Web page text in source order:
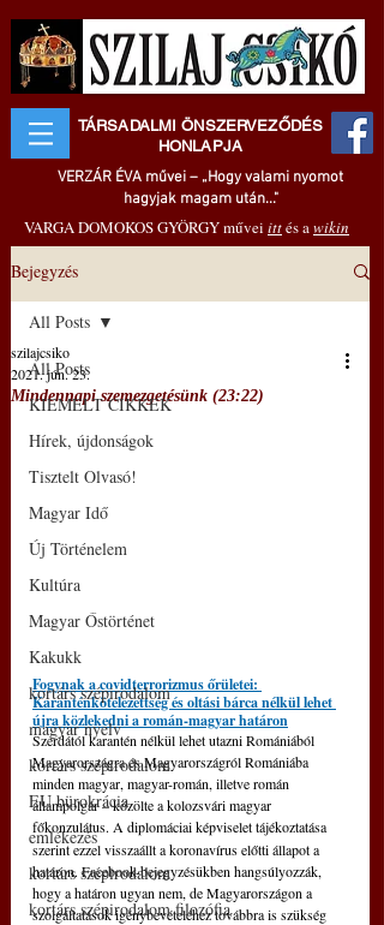
TÁRSADALMI ÖNSZERVEZŐDÉS
HONLAPJA
VERZÁR ÉVA művei – „Hogy valami nyomot
hagyjak magam után..."
VARGA DOMOKOS GYÖRGY művei ittés awikin
Bejegyzés
All Posts
KIEMELT CIKKEK
Hírek, újdonságok
Tisztelt Olvasó!
Magyar Idő
Új Történelem
Kultúra
Magyar Őstörténet
Kakukk
kortárs szépirodalom
magyar nyelv
kortárs szépirodalom
EU bürokrácia
emlékezés
kortárs szépirodalom
kortárs szépirodalom filozófia
All Posts
Mindennapi szemezgetésünk (23:22)
szilajcsiko
2021. jún. 23.
Fogynak a covidterrorizmus őrületei:
Karanténkötelezettség és oltási bárca nélkül lehet
újra közlekedni a román-magyar határon
Szerdától karantén nélkül lehet utazni Romániából
Magyarországra és Magyarországról Romániába
minden magyar, magyar-román, illetve román
állampolgár – közölte a kolozsvári magyar
főkonzulátus. A diplomáciai képviselet tájékoztatása
szerint ezzel visszaállt a koronavírus előtti állapot a
határon. Facebook-bejegyzésükben hangsúlyozzák,
hogy a határon ugyan nem, de Magyarországon a
szolgáltatások igénybevételéhez továbbra is szükség